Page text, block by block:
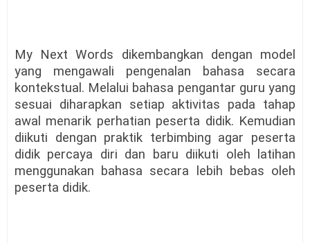
My Next Words dikembangkan dengan model
yang mengawali pengenalan bahasa secara
kontekstual. Melalui bahasa pengantar guru yang
sesuai diharapkan setiap aktivitas pada tahap
awal menarik perhatian peserta didik. Kemudian
diikuti dengan praktik terbimbing agar peserta
didik percaya diri dan baru diikuti oleh latihan
menggunakan bahasa secara lebih bebas oleh
peserta didik.